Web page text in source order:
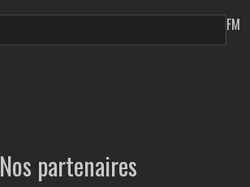
FM
Nos partenaires